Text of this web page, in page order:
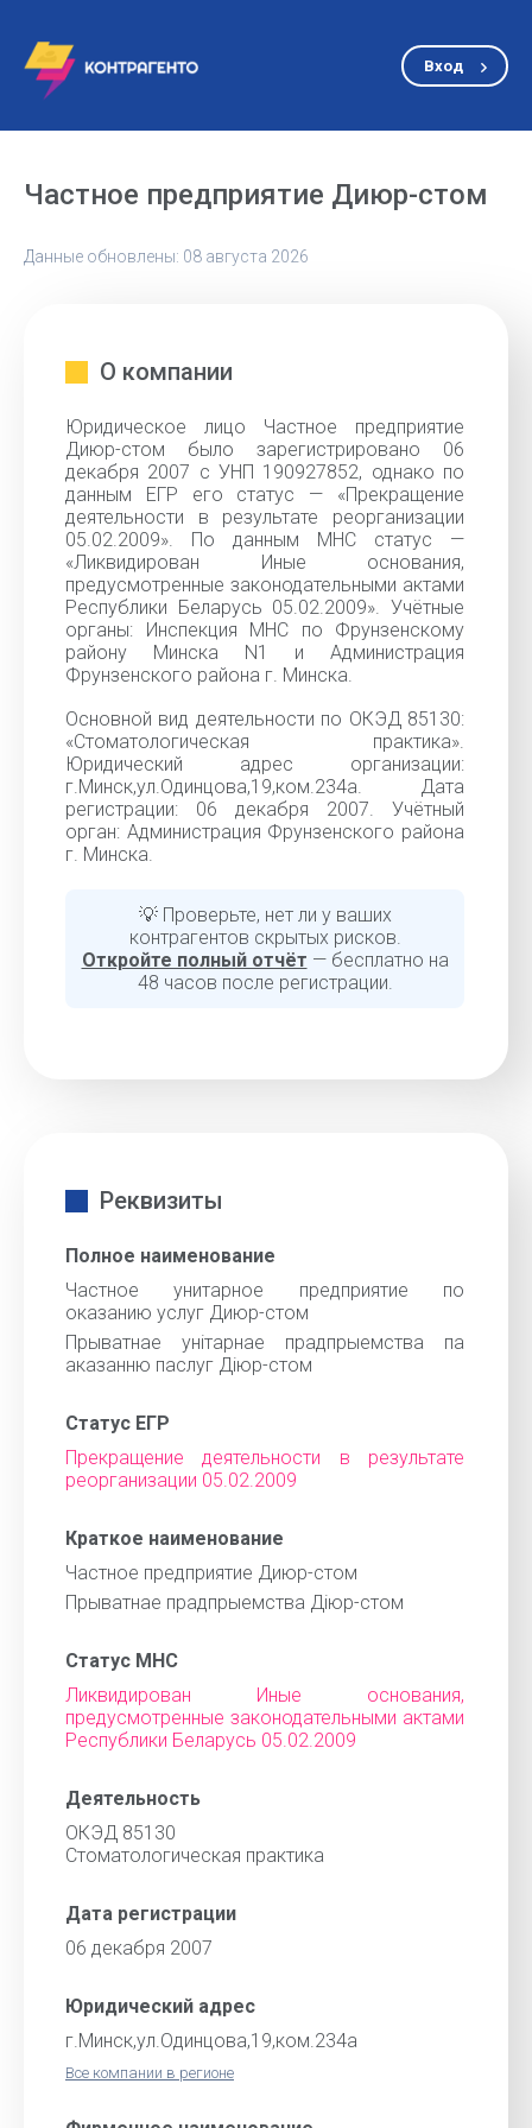
Вход
Частное предприятие Диюр-стом
Данные обновлены: 08 августа 2026
О компании
Юридическое лицо Частное предприятие
Диюр-стом было зарегистрировано 06
декабря 2007 с УНП 190927852, однако по
данным ЕГР его статус — «Прекращение
деятельности в результате реорганизации
05.02.2009». По данным МНС статус —
«Ликвидирован Иные основания,
предусмотренные законодательными актами
Республики Беларусь 05.02.2009». Учётные
органы: Инспекция МНС по Фрунзенскому
району Минска N1 и Администрация
Фрунзенского района г. Минска.
Основной вид деятельности по ОКЭД 85130:
«Стоматологическая практика».
Юридический адрес организации:
г.Минск,ул.Одинцова,19,ком.234а. Дата
регистрации: 06 декабря 2007. Учётный
орган: Администрация Фрунзенского района
г. Минска.
💡 Проверьте, нет ли у ваших
контрагентов скрытых рисков.
Откройте полный отчёт — бесплатно на
48 часов после регистрации.
Реквизиты
Полное наименование
Частное унитарное предприятие по
оказанию услуг Диюр-стом
Прыватнае унiтарнае прадпрыемства па
аказанню паслуг Дiюр-стом
Статус ЕГР
Прекращение деятельности в результате
реорганизации 05.02.2009
Краткое наименование
Частное предприятие Диюр-стом
Прыватнае прадпрыемства Дiюр-стом
Статус МНС
Ликвидирован Иные основания,
предусмотренные законодательными актами
Республики Беларусь 05.02.2009
Деятельность
ОКЭД 85130
Стоматологическая практика
Дата регистрации
06 декабря 2007
Юридический адрес
г.Минск,ул.Одинцова,19,ком.234а
Все компании в регионе